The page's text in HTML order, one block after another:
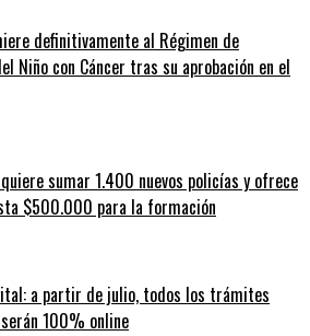
definitivamente al Régimen de
Niño con Cáncer tras su aprobación en el
sumar 1.400 nuevos policías y ofrece
$500.000 para la formación
a partir de julio, todos los trámites
100% online